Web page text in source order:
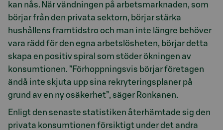
kan nås. När vändningen på arbetsmarknaden, som
börjar från den privata sektorn, börjar stärka
hushållens framtidstro och man inte längre behöver
vara rädd för den egna arbetslösheten, börjar detta
skapa en positiv spiral som stöder ökningen av
konsumtionen. ”Förhoppningsvis börjar företagen
ändå inte skjuta upp sina rekryteringsplaner på
grund av en ny osäkerhet”, säger Ronkanen.
Enligt den senaste statistiken återhämtade sig den
privata konsumtionen försiktigt under det andra